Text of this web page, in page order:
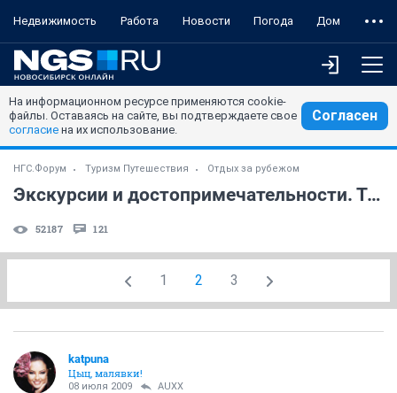
Недвижимость Работа Новости Погода Дом
На информационном ресурсе применяются cookie-
файлы. Оставаясь на сайте, вы подтверждаете свое
согласие на их использование.
Согласен
НГС.Форум Туризм Путешествия Отдых за рубежом
Экскурсии и достопримечательности. Турция.
52187 121
1 2 3
katpuna
Цыц, малявки!
08 июля 2009 AUXX